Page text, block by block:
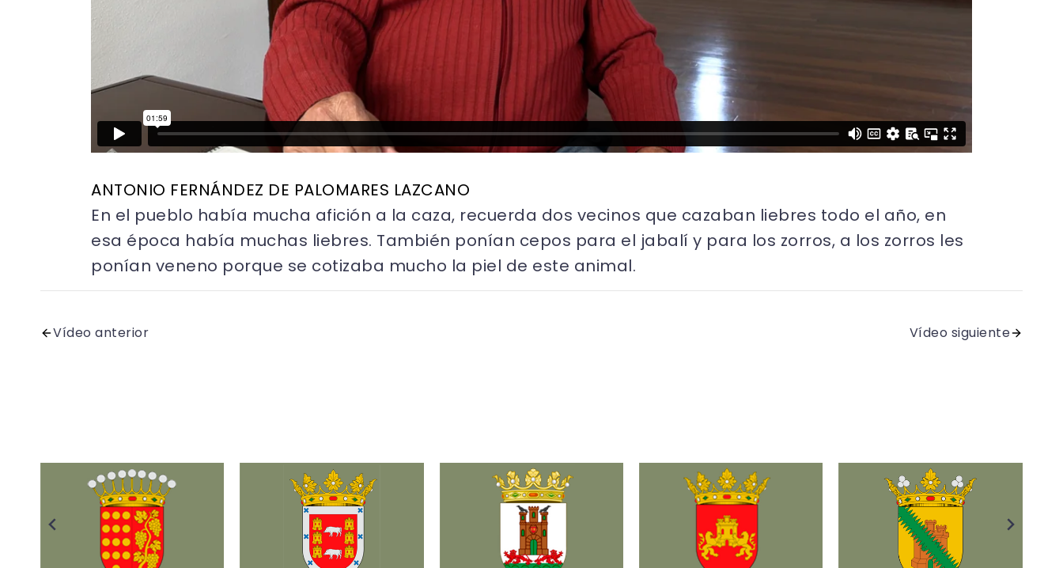
ANTONIO FERNÁNDEZ DE PALOMARES LAZCANO
En el pueblo había mucha afición a la caza, recuerda dos vecinos que cazaban liebres todo el año, en
esa época había muchas liebres. También ponían cepos para el jabalí y para los zorros, a los zorros les
ponían veneno porque se cotizaba mucho la piel de este animal.
Vídeo anterior Vídeo siguiente